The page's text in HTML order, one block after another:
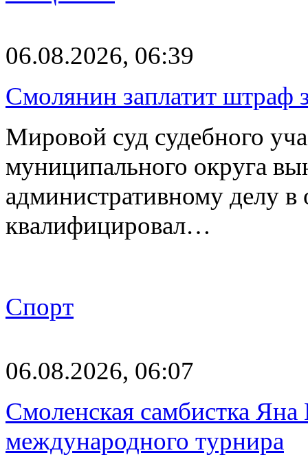
06.08.2026, 06:39
Смолянин заплатит штраф
Мировой суд судебного
муниципального округа
административному делу
квалифицировал…
Спорт
06.08.2026, 06:07
Смоленская самбистка Яна
международного турнира